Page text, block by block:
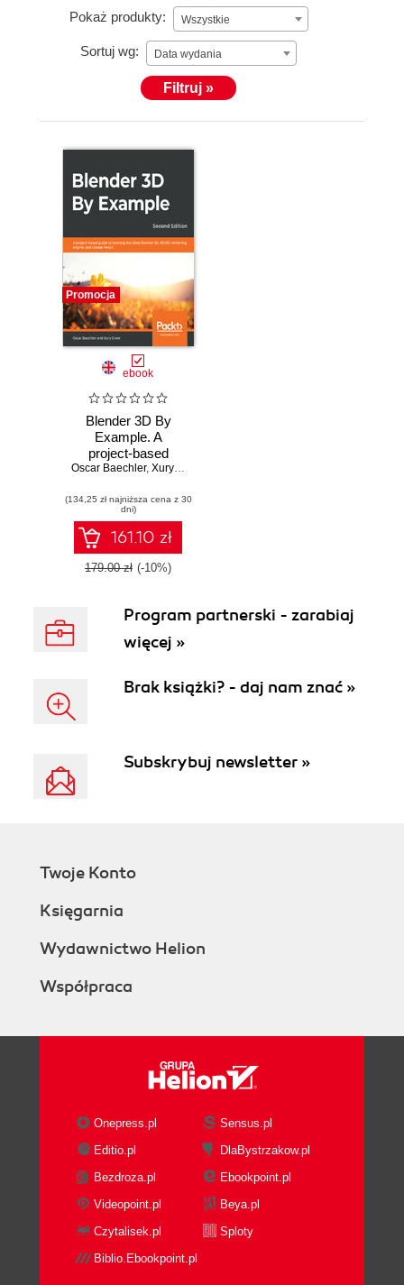
Pokaż produkty: Wszystkie
Sortuj wg: Data wydania
Filtruj »
Promocja
ebook
Blender 3D By
Example. A
project-based
guide to learning
3D, EEVEE
rendering engine,
and Grease Pencil
- Second Edition
Oscar Baechler, Xury Greer
(134,25 zł najniższa cena z 30
dni)
161.10 zł
179.00 zł (-10%)
Program partnerski - zarabiaj
więcej »
Brak książki? - daj nam znać »
Subskrybuj newsletter »
Twoje Konto
Księgarnia
Wydawnictwo Helion
Współpraca
Onepress.pl
Sensus.pl
Editio.pl
DlaBystrzakow.pl
Bezdroza.pl
Ebookpoint.pl
Videopoint.pl
Beya.pl
Czytalisek.pl
Sploty
Biblio.Ebookpoint.pl